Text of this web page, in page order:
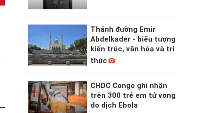
Thánh đường Emir
Abdelkader - biểu tượng
kiến trúc, văn hóa và tri
thức
CHDC Congo ghi nhận
trên 300 trẻ em tử vong
do dịch Ebola